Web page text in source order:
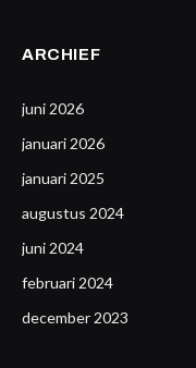
ARCHIEF
juni 2026
januari 2026
januari 2025
augustus 2024
juni 2024
februari 2024
december 2023